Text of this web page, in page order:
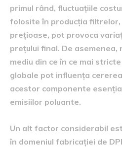
primul rând, fluctuațiile
folosite în producția filtrelor,
prețioase, pot provoca
prețului final. De
mediu din ce în ce mai
globale pot influența
acestor componente
emisiilor poluante.
Un alt factor considerabil
în domeniul fabricației de